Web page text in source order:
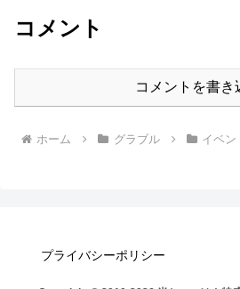
コメント
コメントを書き
ホーム グラブル イベン
プライバシーポリシー